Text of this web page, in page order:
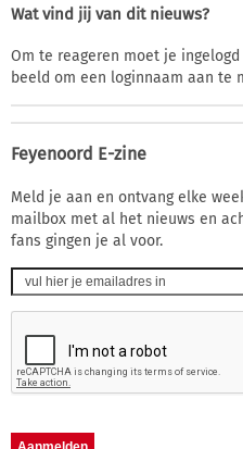
Wat vind jij van dit nieuws?
Om te reageren moet je
beeld om een loginnaam aan te
Feyenoord E-zine
Meld je aan en ontvang elke
mailbox met al het nieuws en
fans gingen je al voor.